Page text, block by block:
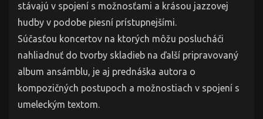
stávajú v spojení s možnosťami a krásou jazzovej
hudby v podobe piesní prístupnejšími.
Súčasťou koncertov na ktorých môžu poslucháči
nahliadnuť do tvorby skladieb na ďalší pripravovaný
album ansámblu, je aj prednáška autora o
kompozičných postupoch a možnostiach v spojení s
umeleckým textom.